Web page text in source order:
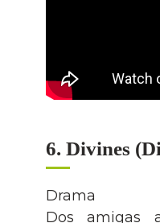
6. Divines
Drama
Dos amigas